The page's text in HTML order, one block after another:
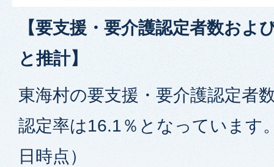
【要支援・要介護認定者数およ
と推計】
東海村の要支援・要介護認定者
認定率は16.1％となっています
日時点）